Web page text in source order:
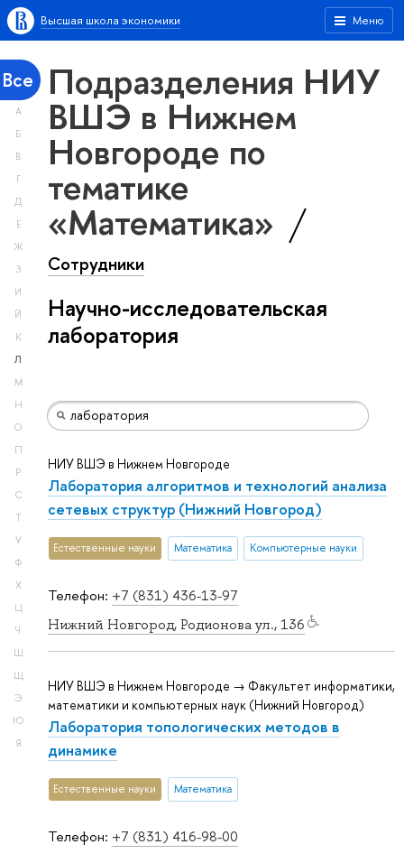
Меню
Высшая школа экономики
Все
А
Б
В
Г
Д
Е
Ж
З
И
Й
К
Л
М
Н
О
П
Р
С
Т
У
Ф
Х
Ц
Ч
Ш
Щ
Э
Ю
Я
Подразделения НИУ
ВШЭ в Нижнем
Новгороде по
тематике
«Математика»
Сотрудники
Научно-исследовательская
лаборатория
Телефон: +7 (831) 436-13-97
Нижний Новгород, Родионова ул., 136
НИУ ВШЭ в Нижнем Новгороде
Лаборатория алгоритмов и технологий анализа
сетевых структур (Нижний Новгород)
Естественные науки Математика Компьютерные науки
Телефон: +7 (831) 416-98-00
НИУ ВШЭ в Нижнем Новгороде → Факультет информатики,
математики и компьютерных наук (Нижний Новгород)
Лаборатория топологических методов в
динамике
Естественные науки Математика